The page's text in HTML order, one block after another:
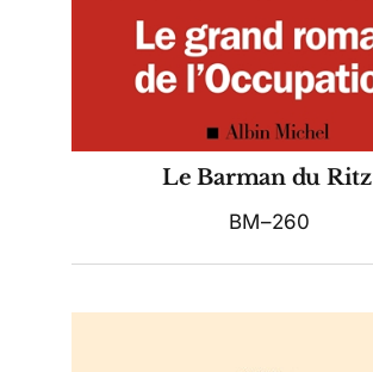
Le Barman du Ritz
BM–260